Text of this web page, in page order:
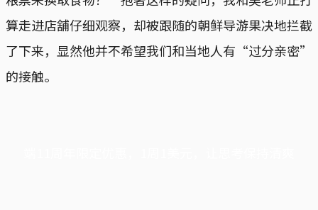
算走进店舖仔细观察，却被跟随的朝鲜导游果决地拦截
了下来，显然他并不希望我们和当地人有“过分亲密”
的接触。